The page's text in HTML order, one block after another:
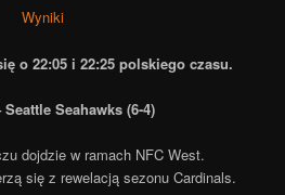
Wyniki
o 22:05 i 22:25 polskiego czasu.
Seahawks (6-4)
dojdzie w ramach NFC West.
się z rewelacją sezonu Cardinals.